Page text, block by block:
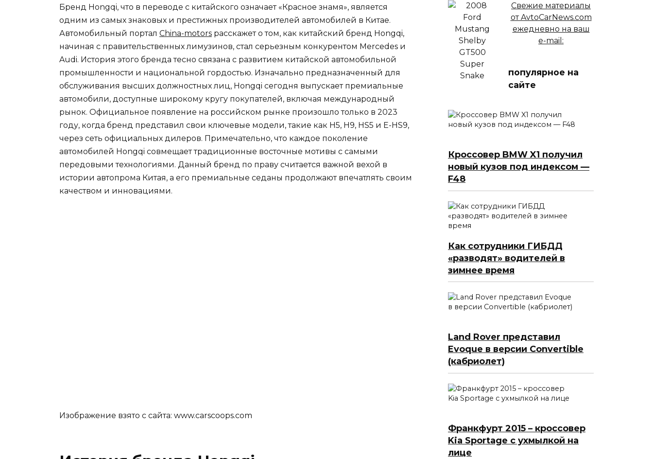
Бренд Hongqi, что в переводе с китайского означает «Красное знамя», является
одним из самых знаковых и престижных производителей автомобилей в Китае.
Автомобильный портал China-motors расскажет о том, как китайский бренд Hongqi,
начиная с правительственных лимузинов, стал серьезным конкурентом Mercedes и
Audi. История этого бренда тесно связана с развитием китайской автомобильной
промышленности и национальной гордостью. Изначально предназначенный для
обслуживания высших должностных лиц, Hongqi сегодня выпускает премиальные
автомобили, доступные широкому кругу покупателей, включая международный
рынок. Официальное появление на российском рынке произошло только в 2023
году, когда бренд представил свои ключевые модели, такие как H5, H9, HS5 и E-HS9,
через сеть официальных дилеров. Примечательно, что каждое поколение
автомобилей Hongqi совмещает традиционные восточные мотивы с самыми
передовыми технологиями. Данный бренд по праву считается важной вехой в
истории автопрома Китая, а его премиальные седаны продолжают впечатлять своим
качеством и инновациями.
Изображение взято с сайта: www.carscoops.com
Свежие материалы
от AvtoCarNews.com
ежедневно на ваш
e-mail:
популярное на
сайте
Кроссовер BMW X1 получил
новый кузов под индексом —
F48
Как сотрудники ГИБДД
«разводят» водителей в
зимнее время
Land Rover представил
Evoque в версии Convertible
(кабриолет)
Франкфурт 2015 – кроссовер
Kia Sportage с ухмылкой на
лице